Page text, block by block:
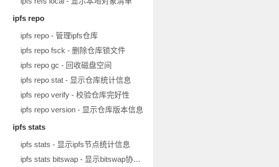
ipfs repo
ipfs repo - 管理ipfs仓库
ipfs repo fsck - 删除仓库锁文件
ipfs repo gc - 回收磁盘空间
ipfs repo stat - 显示仓库统计信息
ipfs repo verify - 校验仓库完好性
ipfs repo version - 显示仓库版本信息
ipfs stats
ipfs stats - 显示ipfs节点统计信息
ipfs stats bitswap - 显示bitswap协议统计信息